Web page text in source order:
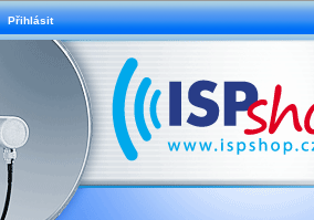
Přihlásit